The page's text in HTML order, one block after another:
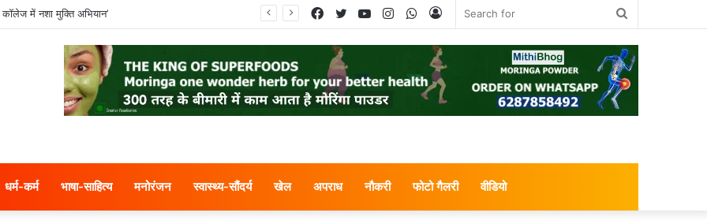
कॉलेज में नशा मुक्ति अभियान’
Log
WhatsApp
Instagram
YouTube
Twitter
Facebook
धर्म-कर्म भाषा-साहित्य मनोरंजन स्वास्थ्य-सौंदर्य खेल अपराध नौकरी फोटो गैलरी वीडियो